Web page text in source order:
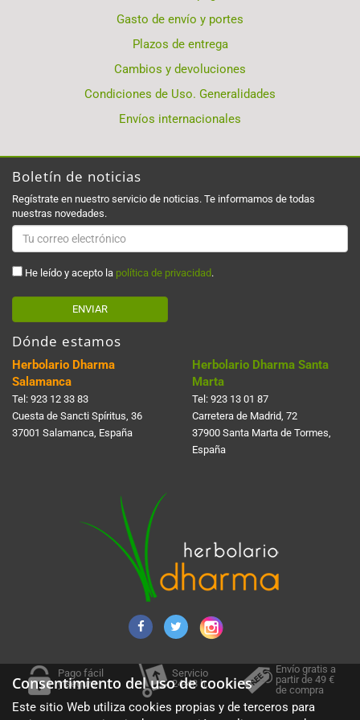
Gasto de envío y portes
Plazos de entrega
Cambios y devoluciones
Condiciones de Uso. Generalidades
Envíos internacionales
Boletín de noticias
Regístrate en nuestro servicio de noticias. Te informamos de todas
nuestras novedades.
He leído y acepto la política de privacidad .
ENVIAR
Dónde estamos
Herbolario Dharma
Salamanca
Tel: 923 12 33 83
Cuesta de Sancti Spí­ritus, 36
37001 Salamanca, España
Herbolario Dharma Santa
Marta
Tel: 923 13 01 87
Carretera de Madrid, 72
37900 Santa Marta de Tormes,
España
Pago fácil
y seguro
Servicio
24-48 h.
Envío gratis a
partir de 49 €
de compra
Consentimiento del uso de cookies
Este sitio Web utiliza cookies propias y de terceros para